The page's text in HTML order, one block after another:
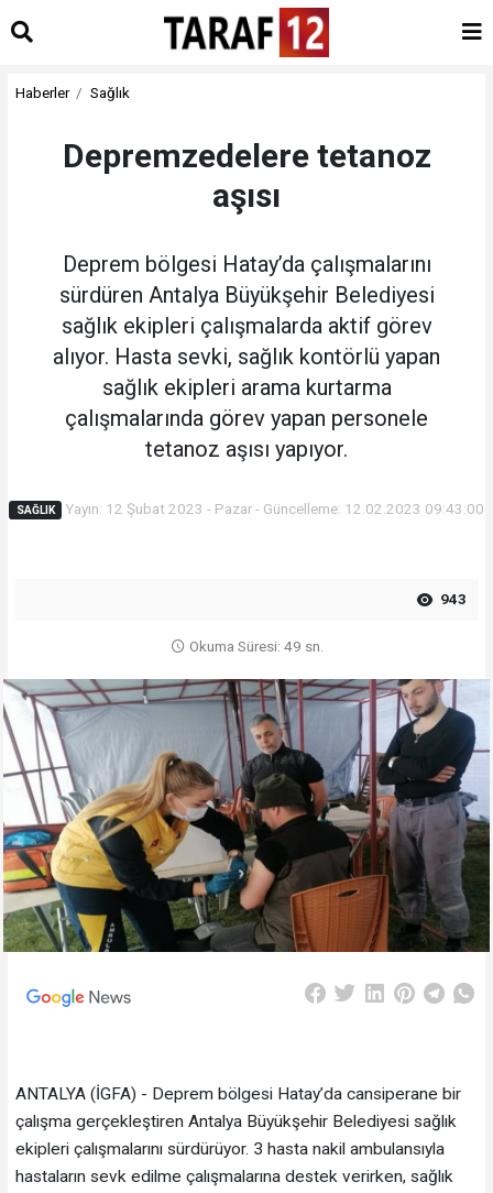
Haberler Sağlık
Depremzedelere tetanoz
aşısı
Deprem bölgesi Hatay’da çalışmalarını
sürdüren Antalya Büyükşehir Belediyesi
sağlık ekipleri çalışmalarda aktif görev
alıyor. Hasta sevki, sağlık kontörlü yapan
sağlık ekipleri arama kurtarma
çalışmalarında görev yapan personele
tetanoz aşısı yapıyor.
SAĞLIK Yayın: 12 Şubat 2023 - Pazar - Güncelleme: 12.02.2023 09:43:00
943
Okuma Süresi: 49 sn.
ANTALYA (İGFA) - Deprem bölgesi Hatay’da cansiperane bir
çalışma gerçekleştiren Antalya Büyükşehir Belediyesi sağlık
ekipleri çalışmalarını sürdürüyor. 3 hasta nakil ambulansıyla
hastaların sevk edilme çalışmalarına destek verirken, sağlık